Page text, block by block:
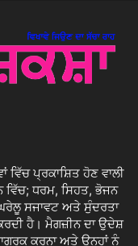
ਵਿੱਚ ਪ੍ਰਕਾਸ਼ਿਤ ਹੋਣ ਵਾਲੀ
ਧਰਮ, ਸਿਹਤ, ਭੋਜਨ
ਸਜਾਵਟ ਅਤੇ ਸੁੰਦਰਤਾ
ਹੈ। ਮੈਗਜ਼ੀਨ ਦਾ ਉਦੇਸ਼
ਕਰਨਾ ਅਤੇ ਉਨ੍ਹਾਂ ਨੂੰ